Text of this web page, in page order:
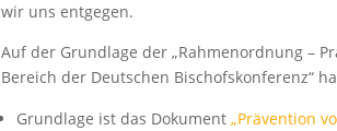
wir uns entgegen.
Auf der Grundlage der „Rahmenordnung –
Bereich der Deutschen Bischofskonferenz“
Grundlage ist das Dokument„Prävention